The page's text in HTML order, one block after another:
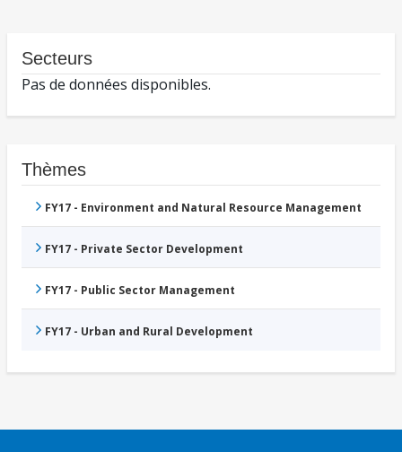
Secteurs
Pas de données disponibles.
Thèmes
FY17 - Environment and Natural Resource Management
FY17 - Private Sector Development
FY17 - Public Sector Management
FY17 - Urban and Rural Development